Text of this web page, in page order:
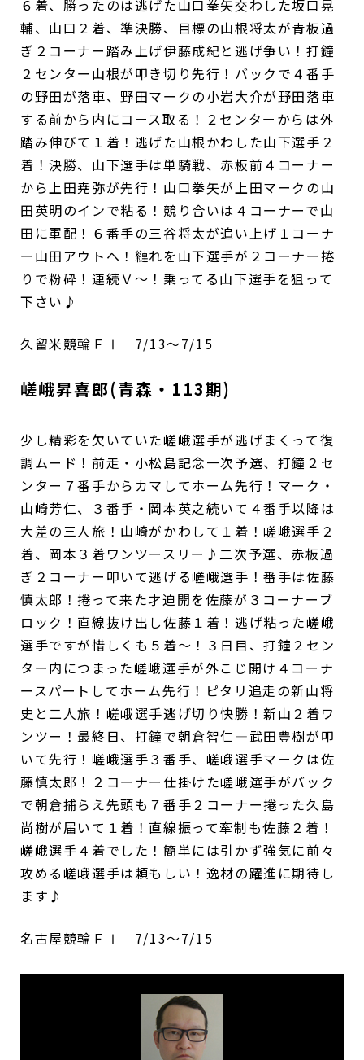
６着、勝ったのは逃げた山口拳矢交わした坂口晃
輔、山口２着、準決勝、目標の山根将太が青板過
ぎ２コーナー踏み上げ伊藤成紀と逃げ争い！打鐘
２センター山根が叩き切り先行！バックで４番手
の野田が落車、野田マークの小岩大介が野田落車
する前から内にコース取る！２センターからは外
踏み伸びて１着！逃げた山根かわした山下選手２
着！決勝、山下選手は単騎戦、赤板前４コーナー
から上田尭弥が先行！山口拳矢が上田マークの山
田英明のインで粘る！競り合いは４コーナーで山
田に軍配！６番手の三谷将太が追い上げ１コーナ
ー山田アウトへ！縺れを山下選手が２コーナー捲
りで粉砕！連続Ｖ～！乗ってる山下選手を狙って
下さい♪
久留米競輪ＦⅠ 7/13～7/15
嵯峨昇喜郎(青森・113期)
少し精彩を欠いていた嵯峨選手が逃げまくって復
調ムード！前走・小松島記念一次予選、打鐘２セ
ンター７番手からカマしてホーム先行！マーク・
山崎芳仁、３番手・岡本英之続いて４番手以降は
大差の三人旅！山崎がかわして１着！嵯峨選手２
着、岡本３着ワンツースリー♪二次予選、赤板過
ぎ２コーナー叩いて逃げる嵯峨選手！番手は佐藤
慎太郎！捲って来た才迫開を佐藤が３コーナーブ
ロック！直線抜け出し佐藤１着！逃げ粘った嵯峨
選手ですが惜しくも５着～！３日目、打鐘２セン
ター内につまった嵯峨選手が外こじ開け４コーナ
ースパートしてホーム先行！ピタリ追走の新山将
史と二人旅！嵯峨選手逃げ切り快勝！新山２着ワ
ンツー！最終日、打鐘で朝倉智仁―武田豊樹が叩
いて先行！嵯峨選手３番手、嵯峨選手マークは佐
藤慎太郎！２コーナー仕掛けた嵯峨選手がバック
で朝倉捕らえ先頭も７番手２コーナー捲った久島
尚樹が届いて１着！直線振って牽制も佐藤２着！
嵯峨選手４着でした！簡単には引かず強気に前々
攻める嵯峨選手は頼もしい！逸材の躍進に期待し
ます♪
名古屋競輪ＦⅠ 7/13～7/15